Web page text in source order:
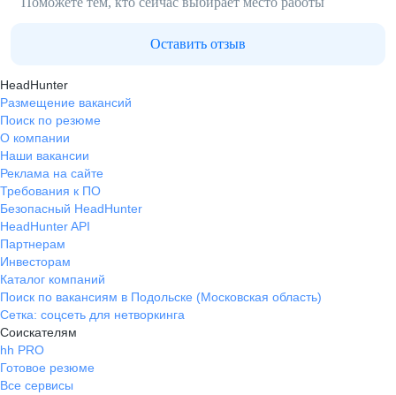
Оставить отзыв
HeadHunter
Размещение вакансий
Поиск по резюме
О компании
Наши вакансии
Реклама на сайте
Требования к ПО
Безопасный HeadHunter
HeadHunter API
Партнерам
Инвесторам
Каталог компаний
Поиск по вакансиям в Подольске (Московская область)
Сетка: соцсеть для нетворкинга
Соискателям
hh PRO
Готовое резюме
Все сервисы